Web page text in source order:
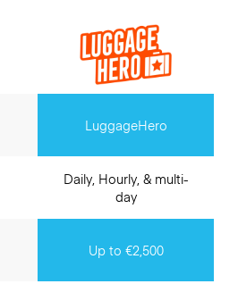
LuggageHero
Daily, Hourly, & multi-
day
Up to €2,500